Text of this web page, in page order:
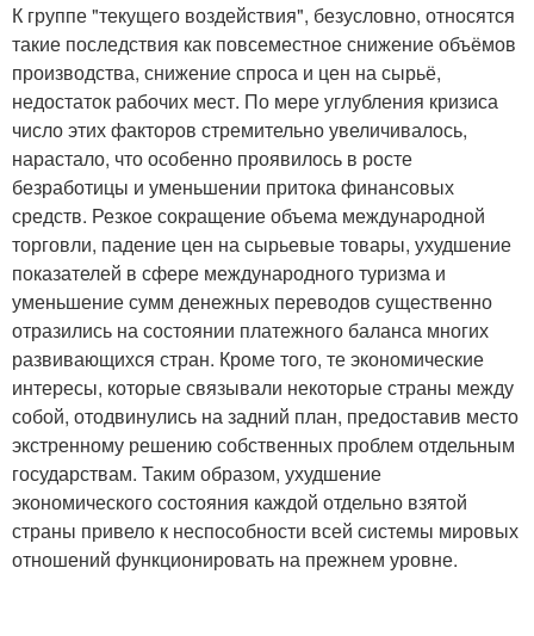
К группе "текущего воздействия", безусловно, относятся
такие последствия как повсеместное снижение объёмов
производства, снижение спроса и цен на сырьё,
недостаток рабочих мест. По мере углубления кризиса
число этих факторов стремительно увеличивалось,
нарастало, что особенно проявилось в росте
безработицы и уменьшении притока финансовых
средств. Резкое сокращение объема международной
торговли, падение цен на сырьевые товары, ухудшение
показателей в сфере международного туризма и
уменьшение сумм денежных переводов существенно
отразились на состоянии платежного баланса многих
развивающихся стран. Кроме того, те экономические
интересы, которые связывали некоторые страны между
собой, отодвинулись на задний план, предоставив место
экстренному решению собственных проблем отдельным
государствам. Таким образом, ухудшение
экономического состояния каждой отдельно взятой
страны привело к неспособности всей системы мировых
отношений функционировать на прежнем уровне.